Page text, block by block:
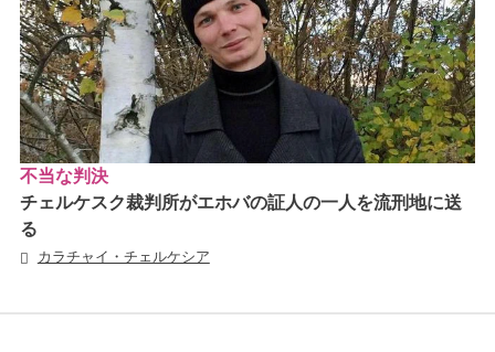
不当な判決
チェルケスク裁判所がエホバの証人の一人を流刑地に送
る
カラチャイ・チェルケシア